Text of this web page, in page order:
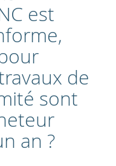
est
de
sont
an ?